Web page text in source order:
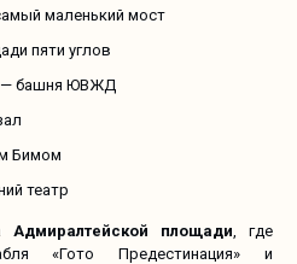
маленький мост
пяти углов
— башня ЮВЖД
Бимом
театр
Адмиралтейской площади , где
«Гото Предестинация» и